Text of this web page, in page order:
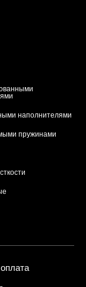
наполнителями
пружинами